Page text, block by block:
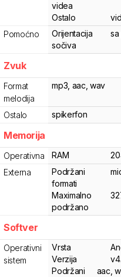
videa
Ostalo
Pomoćno
Orijentacija
sočiva
Zvuk
Format
melodija
mp3, aac, wav
Ostalo spikerfon
Memorija
Operativna RAM
Externa
Podržani
formati
Maximalno
podržano
Softver
Operativni
sistem
Vrsta
Verzija
Podržani
aac,